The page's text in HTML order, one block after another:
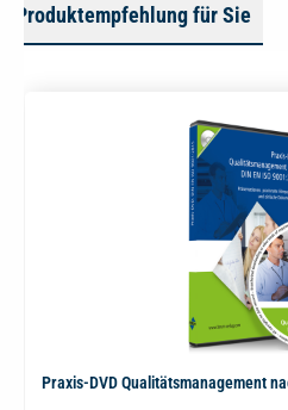
Produktempfehlung für Sie
Praxis-DVD Qualitätsmanagement